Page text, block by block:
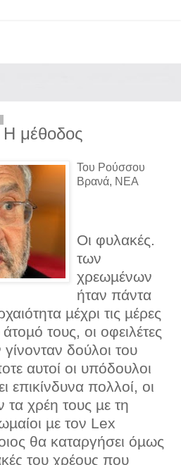
Η μέθοδος
Του Ρούσσου
Βρανά, ΝΕΑ
Οι φυλακές.
των
χρεωµένων
ήταν πάντα
µέχρι τις µέρες
τους, οι οφειλέτες
δούλοι του
αυτοί οι υπόδουλοι
επικίνδυνα πολλοί, οι
τα χρέη τους µε τη
µε τον Lex
θα καταργήσει όµως
του χρέους που